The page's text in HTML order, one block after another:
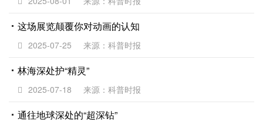
这场展览颠覆你对动画的认知
2025-07-25 来源：科普时报
林海深处护“精灵”
2025-07-18 来源：科普时报
通往地球深处的“超深钻”